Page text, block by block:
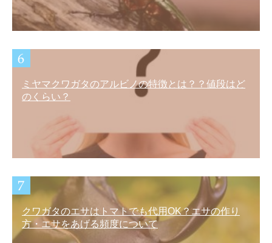
ミヤマクワガタのアルビノの特徴とは？？値段はど
のくらい？
クワガタのエサはトマトでも代用OK？エサの作り
方・エサをあげる頻度について